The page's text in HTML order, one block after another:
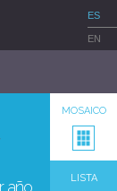
ES
EN
MOSAICO
LISTA
año